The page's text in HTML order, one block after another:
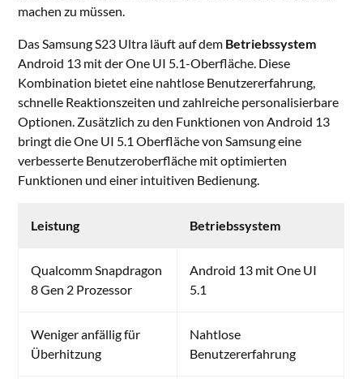
machen zu müssen.
Das Samsung S23 Ultra läuft auf dem Betriebssystem
Android 13 mit der One UI 5.1-Oberfläche. Diese
Kombination bietet eine nahtlose Benutzererfahrung,
schnelle Reaktionszeiten und zahlreiche personalisierbare
Optionen. Zusätzlich zu den Funktionen von Android 13
bringt die One UI 5.1 Oberfläche von Samsung eine
verbesserte Benutzeroberfläche mit optimierten
Funktionen und einer intuitiven Bedienung.
Leistung Betriebssystem
Qualcomm Snapdragon
8 Gen 2 Prozessor
Android 13 mit One UI
5.1
Weniger anfällig für
Überhitzung
Nahtlose
Benutzererfahrung